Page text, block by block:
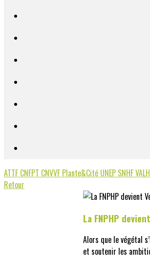
ATTF CNFPT CNVVF Plante&Cité UNEP SNHF
Retour
La FNPHP
Alors que le végétal
et soutenir les